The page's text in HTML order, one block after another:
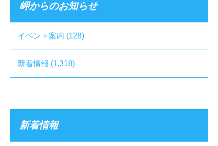
岬からのお知らせ
イベント案内 (128)
新着情報 (1,318)
新着情報